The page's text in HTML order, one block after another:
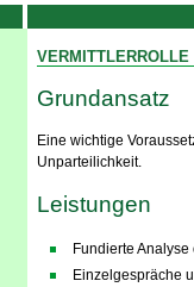
VERMITTLERROLLE
Grundansatz
Eine wichtige
Unparteilichkeit.
Leistungen
Fundierte
Einzelgespräche